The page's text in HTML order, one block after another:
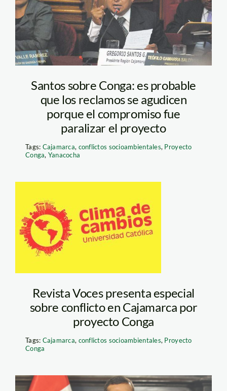
Santos sobre Conga: es probable
que los reclamos se agudicen
porque el compromiso fue
paralizar el proyecto
Tags: Cajamarca, conflictos socioambientales, Proyecto
Conga, Yanacocha
clima_cambios_logo
Revista Voces presenta especial
sobre conflicto en Cajamarca por
proyecto Conga
Tags: Cajamarca, conflictos socioambientales, Proyecto
Conga